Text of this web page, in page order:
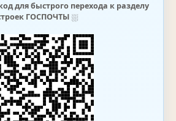
для быстрого перехода к разделу
ГОСПОЧТЫ⛆